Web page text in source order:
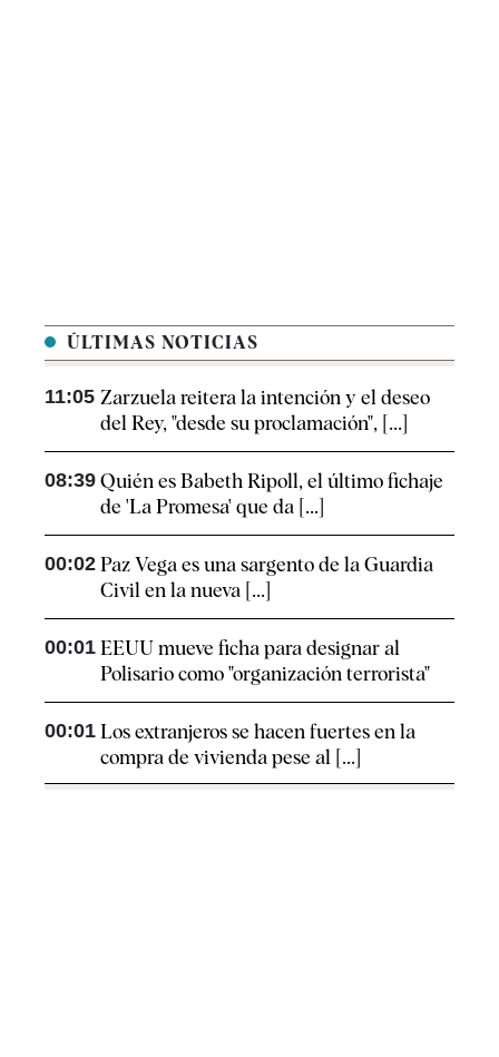
ÚLTIMAS NOTICIAS
11:05 Zarzuela reitera la intención y el deseo
del Rey, "desde su proclamación", [...]
08:39 Quién es Babeth Ripoll, el último fichaje
de 'La Promesa' que da [...]
00:02 Paz Vega es una sargento de la Guardia
Civil en la nueva [...]
00:01 EEUU mueve ficha para designar al
Polisario como "organización terrorista"
00:01 Los extranjeros se hacen fuertes en la
compra de vivienda pese al [...]